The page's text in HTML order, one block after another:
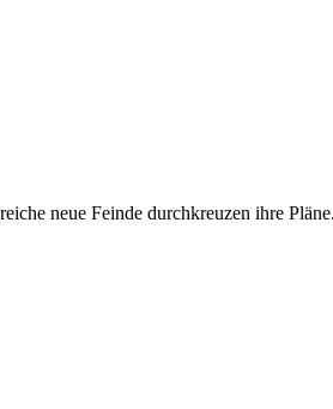
neue Feinde durchkreuzen ihre